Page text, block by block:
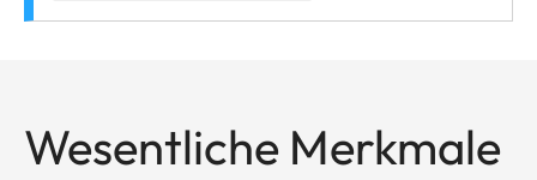
Wesentliche Merkmale